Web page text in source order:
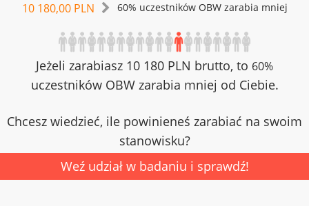
10 180,00 PLN 60% uczestników OBW zarabia mniej
Jeżeli zarabiasz 10 180 PLN brutto, to 60%
uczestników OBW zarabia mniej od Ciebie.
Chcesz wiedzieć, ile powinieneś zarabiać na swoim
stanowisku?
Weź udział w badaniu i sprawdź!